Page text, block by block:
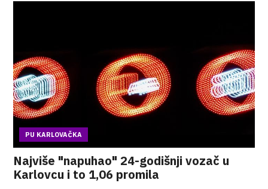
PU KARLOVAČKA
Najviše "napuhao" 24-godišnji vozač u
Karlovcu i to 1,06 promila